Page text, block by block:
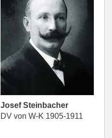
Josef Steinbacher
DV vonW-K 1905-1911